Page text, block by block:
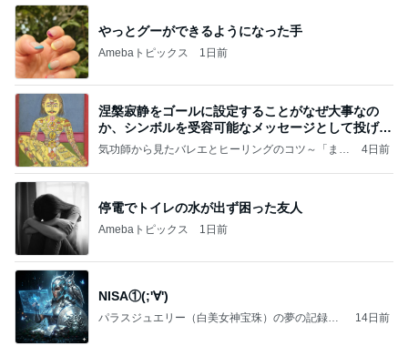
やっとグーができるようになった手
Amebaトピックス 1日前
涅槃寂静をゴールに設定することがなぜ大事なの
か、シンボルを受容可能なメッセージとして投げる
ことが
気功師から見たバレエとヒーリングのコツ～「まと
4日前
停電でトイレの水が出ず困った友人
Amebaトピックス 1日前
NISA①(;'∀')
パラスジュエリー（白美女神宝珠）の夢の記録
14日前